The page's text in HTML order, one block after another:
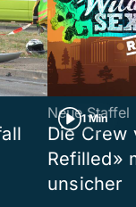
1 Min
Neue Staffel
Die Crew
Refilled»
unsicher